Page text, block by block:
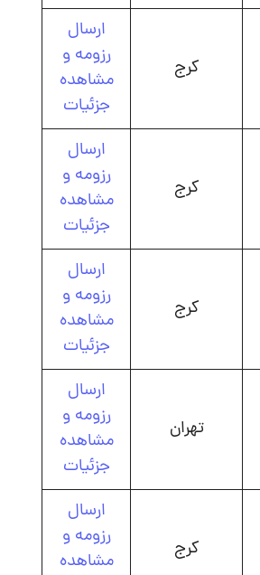
کرج
ارسال
رزومه و
مشاهده
جزئیات
کرج
ارسال
رزومه و
مشاهده
جزئیات
کرج
ارسال
رزومه و
مشاهده
جزئیات
تهران
ارسال
رزومه و
مشاهده
جزئیات
کرج
ارسال
رزومه و
مشاهده